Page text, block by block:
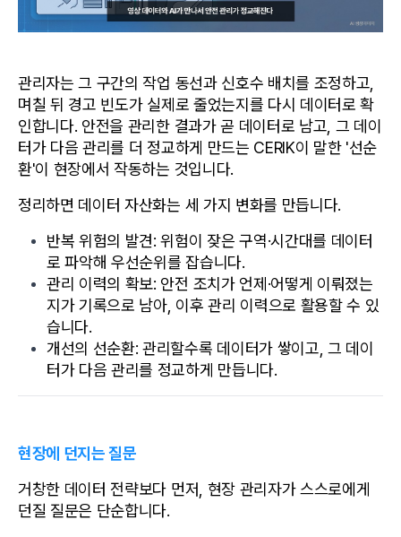
관리자는 그 구간의 작업 동선과 신호수 배치를 조정하고,
며칠 뒤 경고 빈도가 실제로 줄었는지를 다시 데이터로 확
인합니다. 안전을 관리한 결과가 곧 데이터로 남고, 그 데이
터가 다음 관리를 더 정교하게 만드는 CERIK이 말한 '선순
환'이 현장에서 작동하는 것입니다.
정리하면 데이터 자산화는 세 가지 변화를 만듭니다.
반복 위험의 발견: 위험이 잦은 구역·시간대를 데이터
로 파악해 우선순위를 잡습니다.
관리 이력의 확보: 안전 조치가 언제·어떻게 이뤄졌는
지가 기록으로 남아, 이후 관리 이력으로 활용할 수 있
습니다.
개선의 선순환: 관리할수록 데이터가 쌓이고, 그 데이
터가 다음 관리를 정교하게 만듭니다.
현장에 던지는 질문
거창한 데이터 전략보다 먼저, 현장 관리자가 스스로에게
던질 질문은 단순합니다.